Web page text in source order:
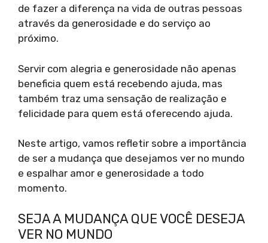
de fazer a diferença na vida de outras pessoas
através da generosidade e do serviço ao
próximo.
Servir com alegria e generosidade não apenas
beneficia quem está recebendo ajuda, mas
também traz uma sensação de realização e
felicidade para quem está oferecendo ajuda.
Neste artigo, vamos refletir sobre a importância
de ser a mudança que desejamos ver no mundo
e espalhar amor e generosidade a todo
momento.
SEJA A MUDANÇA QUE VOCÊ DESEJA
VER NO MUNDO